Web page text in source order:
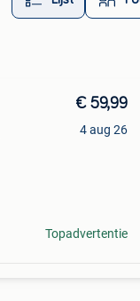
€ 59,99
4 aug 26
Topadvertentie